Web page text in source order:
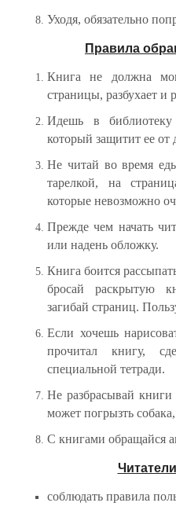
Уходя, обязательно
Правила
Книга не должна
страницы, разбухает и
Идешь в
который защитит ее от
Не читай во время
тарелкой, на
которые невозможно
Прежде чем начать
или надень обложку.
Книга боится
бросай раскрытую
загибай страниц.
Если хочешь
прочитал книгу,
специальной тетради.
Не разбрасывай
может погрызть
С книгами обращайся
соблюдать правила